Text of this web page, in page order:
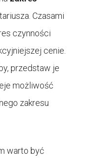
Czasami
czynności
cenie.
przedstaw je
możliwość
zakresu
warto być